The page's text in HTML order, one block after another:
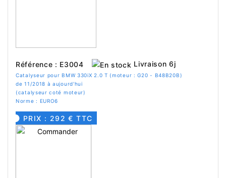
Référence : E3004 Livraison 6j
Catalyseur pour BMW 330iX 2.0 T (moteur : G20 - B48B20B)
de 11/2018 à aujourd'hui
(catalyseur coté moteur)
Norme : EURO6
PRIX : 292 € TTC